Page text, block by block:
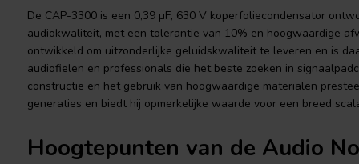
De CAP-3300 is een 0,39 µF, 630 V koperfoliecondensator
audiokwaliteit, met een tolerantie van 10% en hoogwaardige
ontwikkeld om uitzonderlijke geluidskwaliteit te leveren en is
audiofielen en professionals die het beste zoeken in
constructie en het gebruik van hoogwaardige materialen
generaties en biedt hij opmerkelijke waarde voor een breed
Hoogtepunten van de Audio